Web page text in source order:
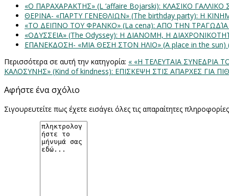
«Ο ΠΑΡΑΧΑΡΑΚΤΗΣ» (L ’affaire Bojarski): ΚΛΑΣΙΚΟ ΓΑΛΛΙΚΟ
ΘΕΡΙΝΑ- «ΠΑΡΤΥ ΓΕΝΕΘΛΙΩΝ» (The birthday party): H
«ΤΟ ΔΕΙΠΝΟ ΤΟΥ ΦΡΑΝΚΟ» (La cena): ΑΠΟ ΤΗΝ
«ΟΔΥΣΣΕΙΑ» (The Odyssey): Η ΔΙΑΝΟΜΗ, Η
ΕΠΑΝΕΚΔΟΣΗ- «ΜΙΑ ΘΕΣΗ ΣΤΟΝ ΗΛΙΟ» (Α place in the
Περισσότερα σε αυτή την κατηγορία: « «Η ΤΕΛΕΥΤΑΙΑ ΣΥΝΕΔΡΙΑ
ΚΑΛΟΣΥΝΗΣ» (Kind of kindness): ΕΠΙΣΚΕΨΗ ΣΤΙΣ ΑΠΑΡΧΕΣ ΓΙΑ
Αφήστε ένα σχόλιο
Σιγουρευτείτε πως έχετε εισάγει όλες τις απαραίτητες